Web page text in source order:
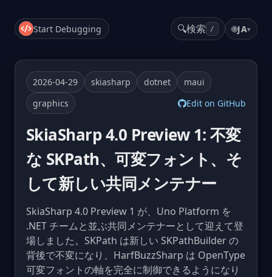
Start Debugging 🔍検索 / 🌐JA▾
2026-04-29 skiasharp dotnet
maui
graphics
Edit on GitHub
SkiaSharp 4.0 Preview 1: 不変
な SKPath、可変フォント、そ
して新しい共同メンテナー
SkiaSharp 4.0 Preview 1 が、Uno Platform を
.NET チームと並ぶ共同メンテナーとして迎えて登
場しました。SKPath は新しい SKPathBuilder の
背後で不変になり、HarfBuzzSharp は OpenType
可変フォントの軸を完全に制御できるようになり